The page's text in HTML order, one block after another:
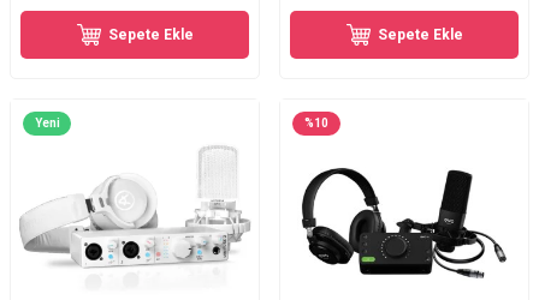
Sepete Ekle Sepete Ekle
Yeni %10